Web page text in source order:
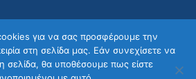
για να σας προσφέρουμε την
στη σελίδα μας. Εάν συνεχίσετε να
σελίδα, θα υποθέσουμε πως είστε